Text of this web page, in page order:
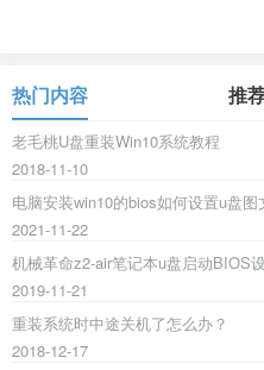
热门内容 推
老毛桃U盘重装Win10系统教程
2018-11-10
电脑安装win10的bios如何设置u盘图
2021-11-22
机械革命z2-air笔记本u盘启动BIOS
2019-11-21
重装系统时中途关机了怎么办？
2018-12-17